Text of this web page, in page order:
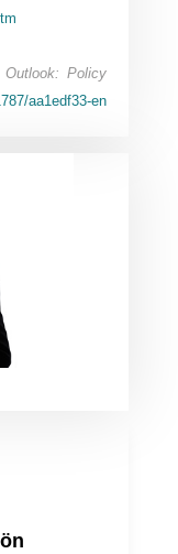
Policy
aa1edf33-en